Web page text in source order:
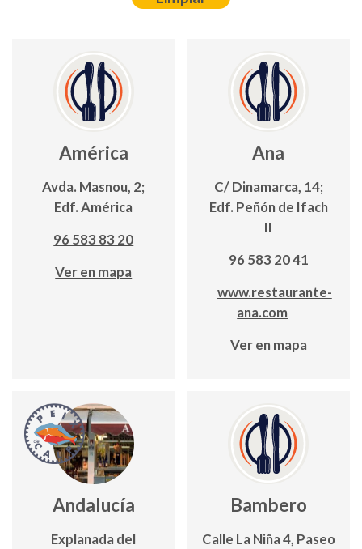
América
Avda. Masnou, 2;
Edf. América
96 583 83 20
Ver en mapa
Ana
C/ Dinamarca, 14;
Edf. Peñón de Ifach
II
96 583 20 41
www.restaurante-
ana.com
Ver en mapa
Andalucía
Explanada del
Bambero
Calle La Niña 4, Paseo